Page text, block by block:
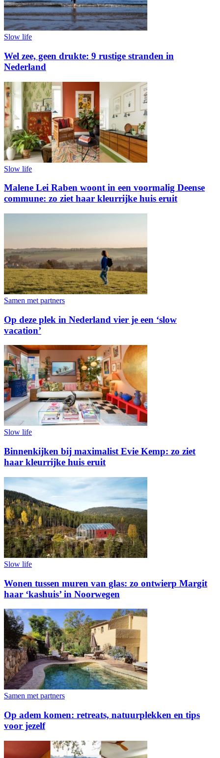
Slow life
Wel zee, geen drukte: 9 rustige stranden in
Nederland
Slow life
Malene Lei Raben woont in een voormalig Deense
commune: zo ziet haar kleurrijke huis eruit
Samen met partners
Op deze plek in Nederland vier je een ‘slow
vacation’
Slow life
Binnenkijken bij maximalist Evie Kemp: zo ziet
haar kleurrijke huis eruit
Slow life
Wonen tussen muren van glas: zo ontwierp Margit
haar ‘kashuis’ in Noorwegen
Samen met partners
Op adem komen: retreats, natuurplekken en tips
voor jezelf